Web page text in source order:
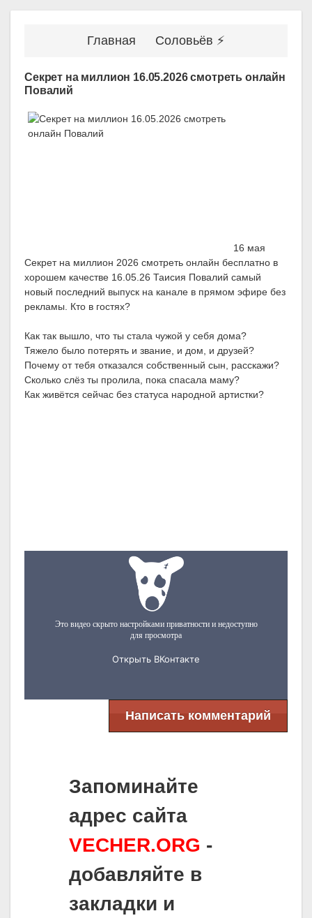
Главная Соловьёв ⚡
Секрет на миллион 16.05.2026 смотреть онлайн
Повалий
16 мая
Секрет на миллион 2026 смотреть онлайн бесплатно в
хорошем качестве 16.05.26 Таисия Повалий самый
новый последний выпуск на канале в прямом эфире без
рекламы. Кто в гостях?
Как так вышло, что ты стала чужой у себя дома?
Тяжело было потерять и звание, и дом, и друзей?
Почему от тебя отказался собственный сын, расскажи?
Сколько слёз ты пролила, пока спасала маму?
Как живётся сейчас без статуса народной артистки?
Написать комментарий
Запоминайте
адрес сайта
VECHER.ORG -
добавляйте в
закладки и